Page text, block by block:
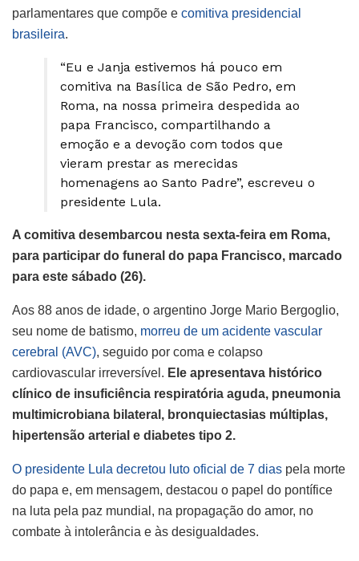
parlamentares que compõe e comitiva presidencial
brasileira.
“Eu e Janja estivemos há pouco em
comitiva na Basílica de São Pedro, em
Roma, na nossa primeira despedida ao
papa Francisco, compartilhando a
emoção e a devoção com todos que
vieram prestar as merecidas
homenagens ao Santo Padre”, escreveu o
presidente Lula.
A comitiva desembarcou nesta sexta-feira em Roma,
para participar do funeral do papa Francisco, marcado
para este sábado (26).
Aos 88 anos de idade, o argentino Jorge Mario Bergoglio,
seu nome de batismo, morreu de um acidente vascular
cerebral (AVC), seguido por coma e colapso
cardiovascular irreversível. Ele apresentava histórico
clínico de insuficiência respiratória aguda, pneumonia
multimicrobiana bilateral, bronquiectasias múltiplas,
hipertensão arterial e diabetes tipo 2.
O presidente Lula decretou luto oficial de 7 dias pela morte
do papa e, em mensagem, destacou o papel do pontífice
na luta pela paz mundial, na propagação do amor, no
combate à intolerância e às desigualdades.